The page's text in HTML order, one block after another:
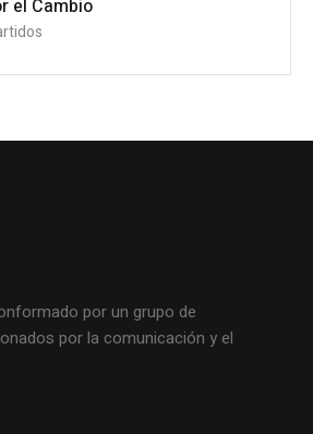
el Cambio
por un grupo de
por la comunicación y el